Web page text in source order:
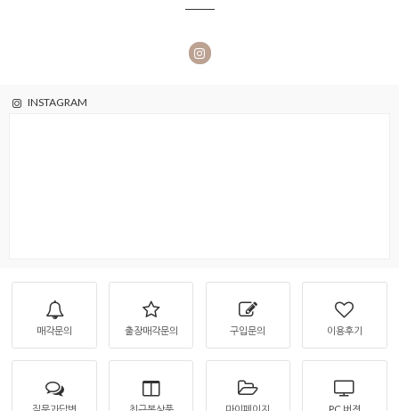
INSTAGRAM
매각문의 출장매각문의 구입문의 이용후기